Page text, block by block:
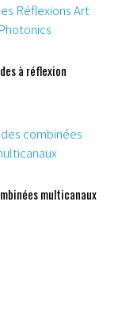
à réflexion
multicanaux